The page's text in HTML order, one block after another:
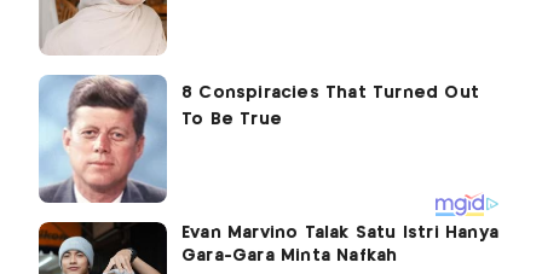
Evan Marvino Talak Satu Istri Hanya
Gara-Gara Minta Nafkah